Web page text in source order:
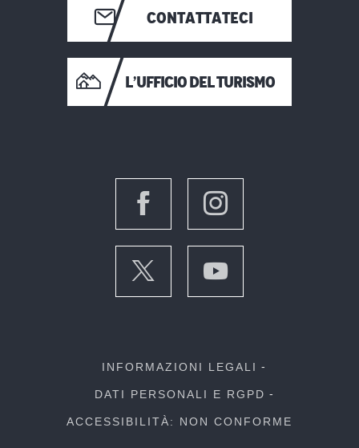
CONTATTATECI
L’UFFICIO DEL TURISMO
INFORMAZIONI LEGALI
DATI PERSONALI E RGPD
ACCESSIBILITÀ: NON CONFORME